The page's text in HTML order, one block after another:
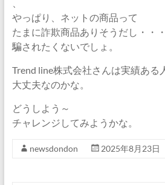
やっぱり、ネットの商品って
たまに詐欺商品ありそうだし・・・
騙されたくないでしょ。
Trend line株式会社さんは実績ある
大丈夫なのかな。
どうしよう～
チャレンジしてみようかな。
newsdondon 2025年8月23日